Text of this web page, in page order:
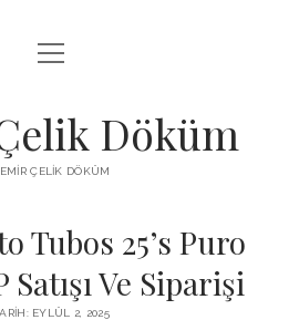
LISTE
BEĞENI KASMA
menüyü
aç
Döküm
ÇELIK DÖKÜM
Tubos 25’s Puro
Satışı Ve Siparişi
EYLÜL 2, 2025